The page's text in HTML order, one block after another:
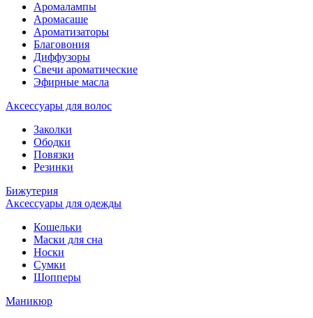
Аромалампы
Аромасаше
Ароматизаторы
Благовония
Диффузоры
Свечи ароматические
Эфирные масла
Аксессуары для волос
Заколки
Ободки
Повязки
Резинки
Бижутерия
Аксессуары для одежды
Кошельки
Маски для сна
Носки
Сумки
Шопперы
Маникюр